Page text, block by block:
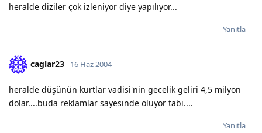
heralde diziler çok izleniyor diye yapılıyor...
Yanıtla
caglar23 16 Haz 2004
heralde düşünün kurtlar vadisi'nin gecelik geliri 4,5 milyon
dolar....buda reklamlar sayesinde oluyor tabi....
Yanıtla